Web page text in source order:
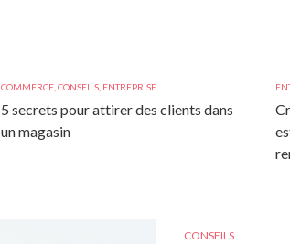
COMMERCE CONSEILS ENTREPRISE
5 secrets pour attirer des clients dans
un magasin
CONSEILS